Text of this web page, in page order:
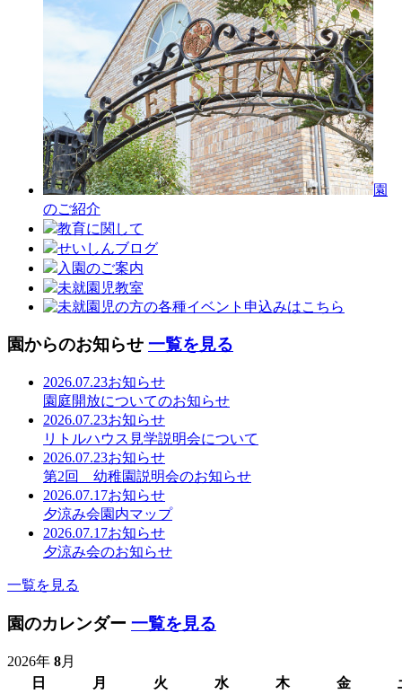
園
のご紹介
教育に関して
せいしんブログ
入園のご案内
未就園児教室
園からのお知らせ 一覧を見る
2026.07.23お知らせ
園庭開放についてのお知らせ
2026.07.23お知らせ
リトルハウス見学説明会について
2026.07.23お知らせ
第2回 幼稚園説明会のお知らせ
2026.07.17お知らせ
夕涼み会園内マップ
2026.07.17お知らせ
夕涼み会のお知らせ
一覧を見る
園のカレンダー 一覧を見る
2026年 8月
日
月 火 水 木 金